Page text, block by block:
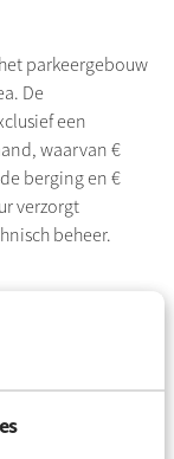
parkeergebouw
De
een
waarvan €
berging en €
verzorgt
beheer.
De
2054. Op dit